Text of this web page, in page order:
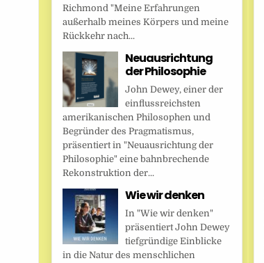
Richmond "Meine Erfahrungen
außerhalb meines Körpers und meine
Rückkehr nach...
Neuausrichtung
der Philosophie
John Dewey, einer der
einflussreichsten
amerikanischen Philosophen und
Begründer des Pragmatismus,
präsentiert in "Neuausrichtung der
Philosophie" eine bahnbrechende
Rekonstruktion der...
Wie wir denken
In "Wie wir denken"
präsentiert John Dewey
tiefgründige Einblicke
in die Natur des menschlichen